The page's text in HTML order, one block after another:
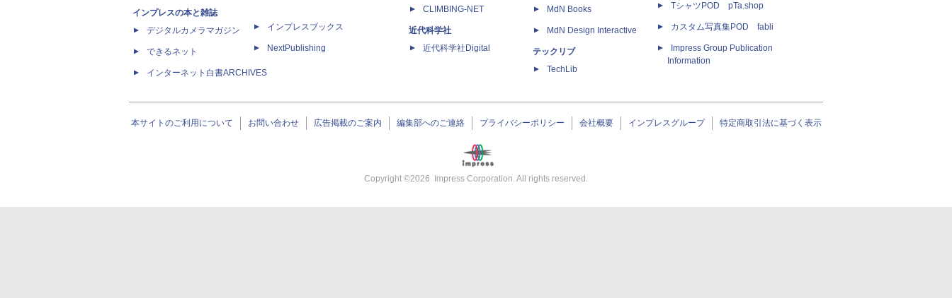
インプレスの本と雑誌
デジタルカメラマガジン
できるネット
インターネット白書ARCHIVES
インプレスブックス
NextPublishing
CLIMBING-NET
近代科学社
近代科学社Digital
MdN Books
MdN Design Interactive
テックリブ
TechLib
TシャツPOD pTa.shop
カスタム写真集POD fabli
Impress Group Publication
Information
本サイトのご利用について お問い合わせ 広告掲載のご案内 編集部へのご連絡 プライバシーポリシー 会社概要 インプレスグループ 特定商取引法に基づく表示
Copyright ©2026 Impress Corporation. All rights reserved.